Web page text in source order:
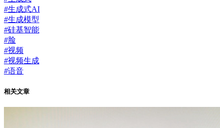
#生成式AI
#生成模型
#硅基智能
#脸
#视频
#视频生成
#语音
相关文章